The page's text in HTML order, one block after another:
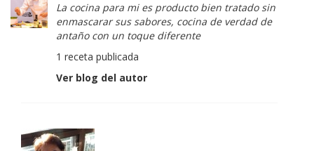
La cocina para mi es producto bien tratado sin
enmascarar sus sabores, cocina de verdad de
antaño con un toque diferente
1 receta publicada
Ver blog del autor